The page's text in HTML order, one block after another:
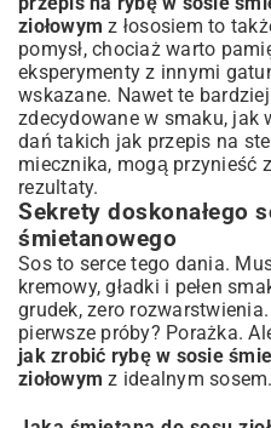
ziołowym z łososiem to
pomysł, chociaż warto
eksperymenty z innymi
wskazane. Nawet te bardziej
zdecydowane w smaku, jak
dań takich jak przepis na
miecznika, mogą przynieść
rezultaty.
Sekrety doskonałego
śmietanowego
Sos to serce tego dania.
kremowy, gładki i pełen
grudek, zero
pierwsze próby? Porażka.
jak zrobić rybę w sosie
ziołowym z idealnym sosem.